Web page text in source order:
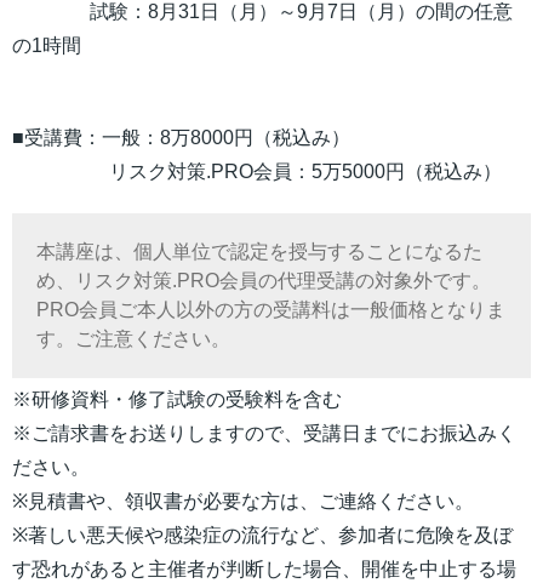
試験：8月31日（月）～9月7日（月）の間の任意
の1時間
■受講費：一般：8万8000円（税込み）
リスク対策.PRO会員：5万5000円（税込み）
本講座は、個人単位で認定を授与することになるた
め、リスク対策.PRO会員の代理受講の対象外です。
PRO会員ご本人以外の方の受講料は一般価格となりま
す。ご注意ください。
※研修資料・修了試験の受験料を含む
※ご請求書をお送りしますので、受講日までにお振込みく
ださい。
※見積書や、領収書が必要な方は、ご連絡ください。
※著しい悪天候や感染症の流行など、参加者に危険を及ぼ
す恐れがあると主催者が判断した場合、開催を中止する場